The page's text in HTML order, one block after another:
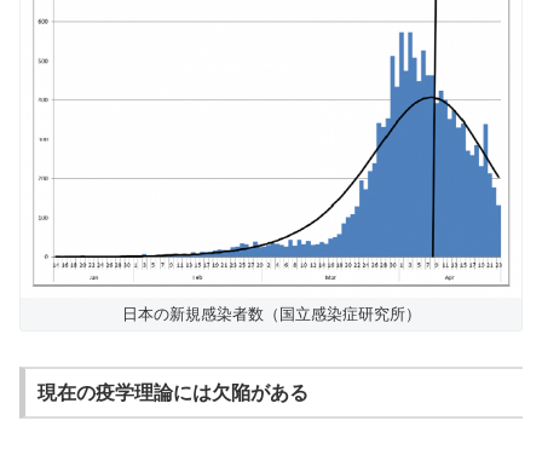
日本の新規感染者数（国立感染症研究所）
現在の疫学理論には欠陥がある